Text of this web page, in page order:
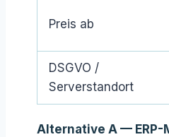
Preis ab
DSGVO /
Serverstandort
Alternative A — ERP-